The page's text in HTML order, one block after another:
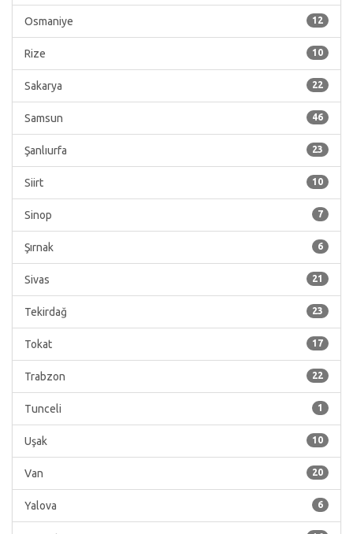
12
Osmaniye
10
Rize
22
Sakarya
46
Samsun
23
Şanlıurfa
10
Siirt
7
Sinop
6
Şırnak
21
Sivas
23
Tekirdağ
17
Tokat
22
Trabzon
1
Tunceli
10
Uşak
20
Van
6
Yalova